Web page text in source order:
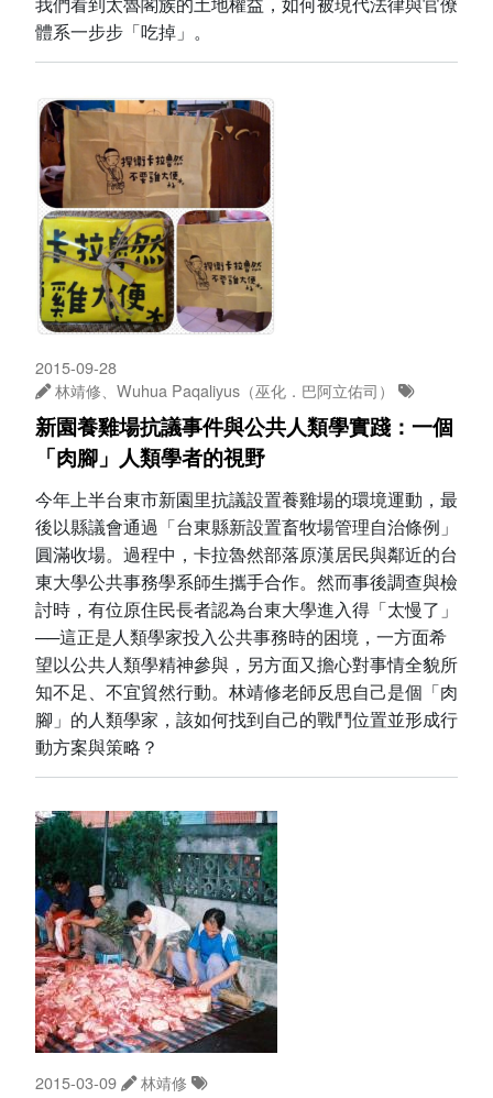
體系一步步「吃掉」。
2015-09-28
林靖修、Wuhua Paqaliyus（巫化．巴阿立佑司）
新園養雞場抗議事件與公共人類學實踐：一個
「肉腳」人類學者的視野
今年上半台東市新園里抗議設置養雞場的環境運動，最
後以縣議會通過「台東縣新設置畜牧場管理自治條例」
圓滿收場。過程中，卡拉魯然部落原漢居民與鄰近的台
東大學公共事務學系師生攜手合作。然而事後調查與檢
討時，有位原住民長者認為台東大學進入得「太慢了」
──這正是人類學家投入公共事務時的困境，一方面希
望以公共人類學精神參與，另方面又擔心對事情全貌所
知不足、不宜貿然行動。林靖修老師反思自己是個「肉
腳」的人類學家，該如何找到自己的戰鬥位置並形成行
動方案與策略？
2015-03-09 林靖修